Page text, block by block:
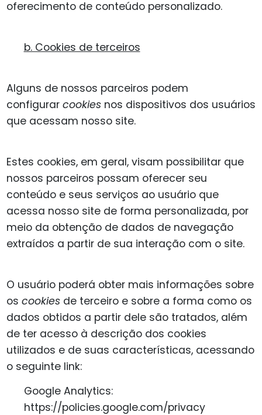
oferecimento de conteúdo personalizado.
b. Cookies de terceiros
Alguns de nossos parceiros podem
configurar cookiesnos dispositivos dos usuários
que acessam nosso site.
Estes cookies, em geral, visam possibilitar que
nossos parceiros possam oferecer seu
conteúdo e seus serviços ao usuário que
acessa nosso site de forma personalizada, por
meio da obtenção de dados de navegação
extraídos a partir de sua interação com o site.
O usuário poderá obter mais informações sobre
os cookiesde terceiro e sobre a forma como os
dados obtidos a partir dele são tratados, além
de ter acesso à descrição dos cookies
utilizados e de suas características, acessando
o seguinte link:
Google Analytics:
https://policies.google.com/privacy